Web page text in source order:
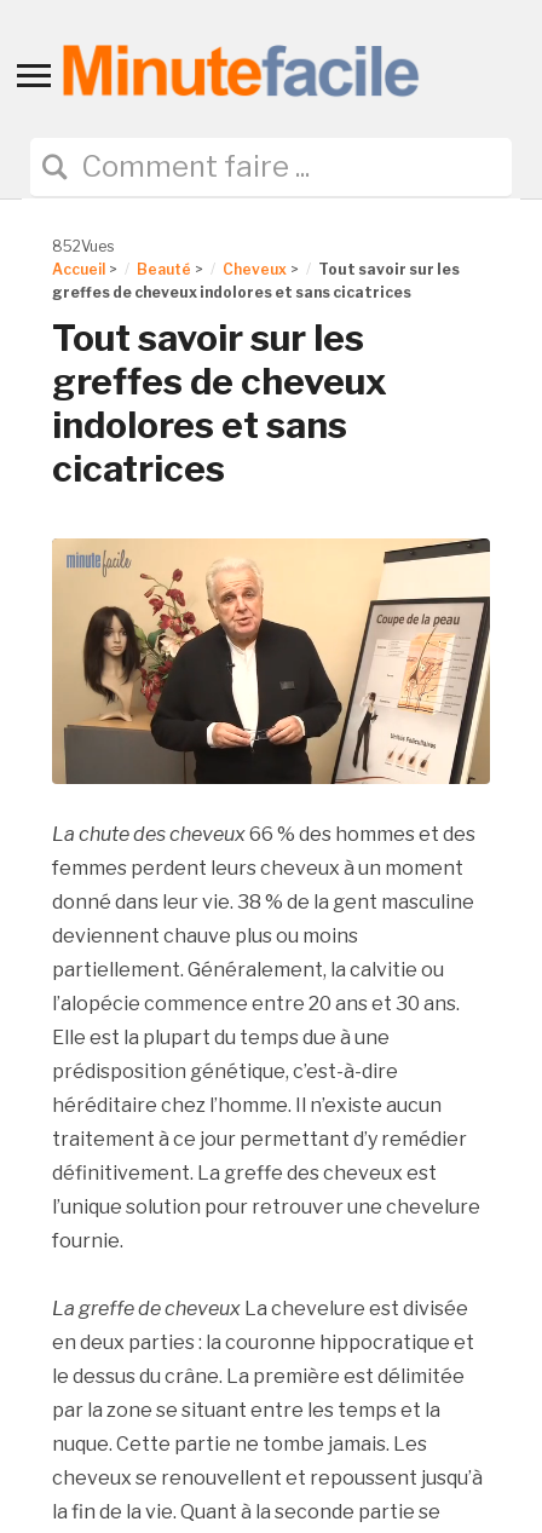
Toggle
navigation
852Vues
Accueil > Beauté > Cheveux >
Tout savoir sur les
greffes de cheveux indolores et sans cicatrices
Tout savoir sur les
greffes de cheveux
indolores et sans
cicatrices
La chute des cheveux66 % des hommes et des
femmes perdent leurs cheveux à un moment
donné dans leur vie. 38 % de la gent masculine
deviennent chauve plus ou moins
partiellement. Généralement, la calvitie ou
l’alopécie commence entre 20 ans et 30 ans.
Elle est la plupart du temps due à une
prédisposition génétique, c’est-à-dire
héréditaire chez l’homme. Il n’existe aucun
traitement à ce jour permettant d’y remédier
définitivement. La greffe des cheveux est
l’unique solution pour retrouver une chevelure
fournie.
La greffe de cheveux La chevelure est divisée
en deux parties : la couronne hippocratique et
le dessus du crâne. La première est délimitée
par la zone se situant entre les temps et la
nuque. Cette partie ne tombe jamais. Les
cheveux se renouvellent et repoussent jusqu’à
la fin de la vie. Quant à la seconde partie se